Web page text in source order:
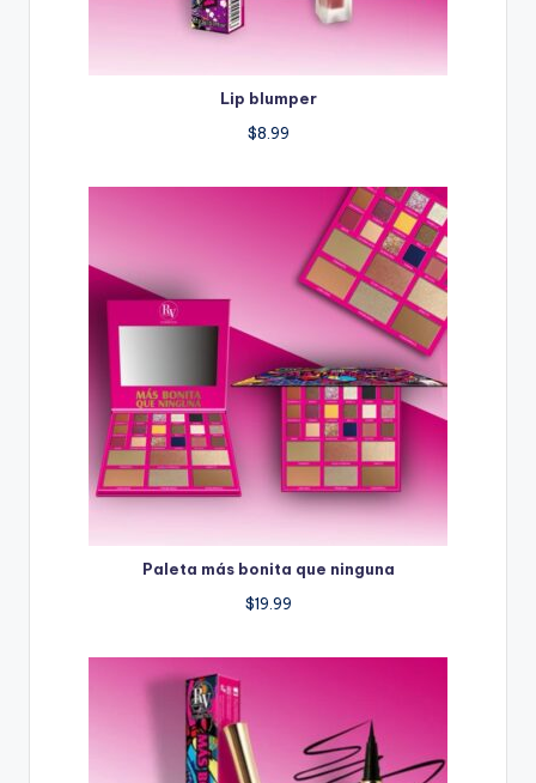
Lip blumper
$8.99
Paleta más bonita que ninguna
$19.99